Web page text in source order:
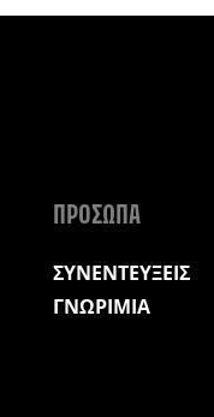
ΠΡΟΣΩΠΑ
ΣΥΝΕΝΤΕΥΞΕΙΣ
ΓΝΩΡΙΜΙΑ